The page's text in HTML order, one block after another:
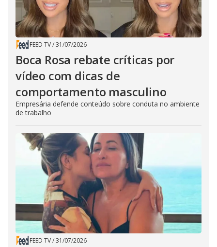
FEED TV/31/07/2026
Boca Rosa rebate críticas por
vídeo com dicas de
comportamento masculino
Empresária defende conteúdo sobre conduta no ambiente
de trabalho
FEED TV/31/07/2026